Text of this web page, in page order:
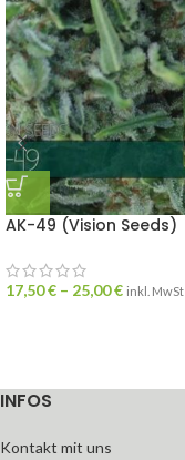
AK-49 (Vision Seeds)
17,50€ – 25,00€ inkl. MwSt
INFOS
Kontakt mit uns